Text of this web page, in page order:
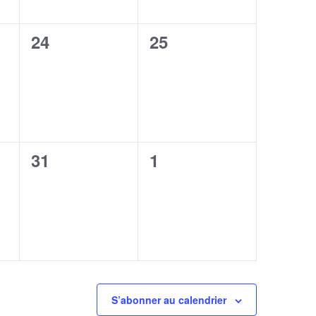
0
24
0
25
0
31
0
1
S’abonner au calendrier